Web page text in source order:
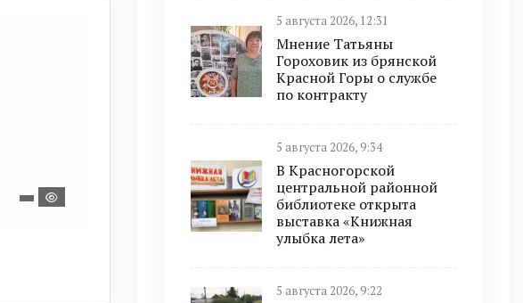
5 августа 2026, 12:31
Мнение Татьяны
Гороховик из брянской
Красной Горы о службе
по контракту
5 августа 2026, 9:34
В Красногорской
центральной районной
библиотеке открыта
выставка «Книжная
улыбка лета»
5 августа 2026, 9:22